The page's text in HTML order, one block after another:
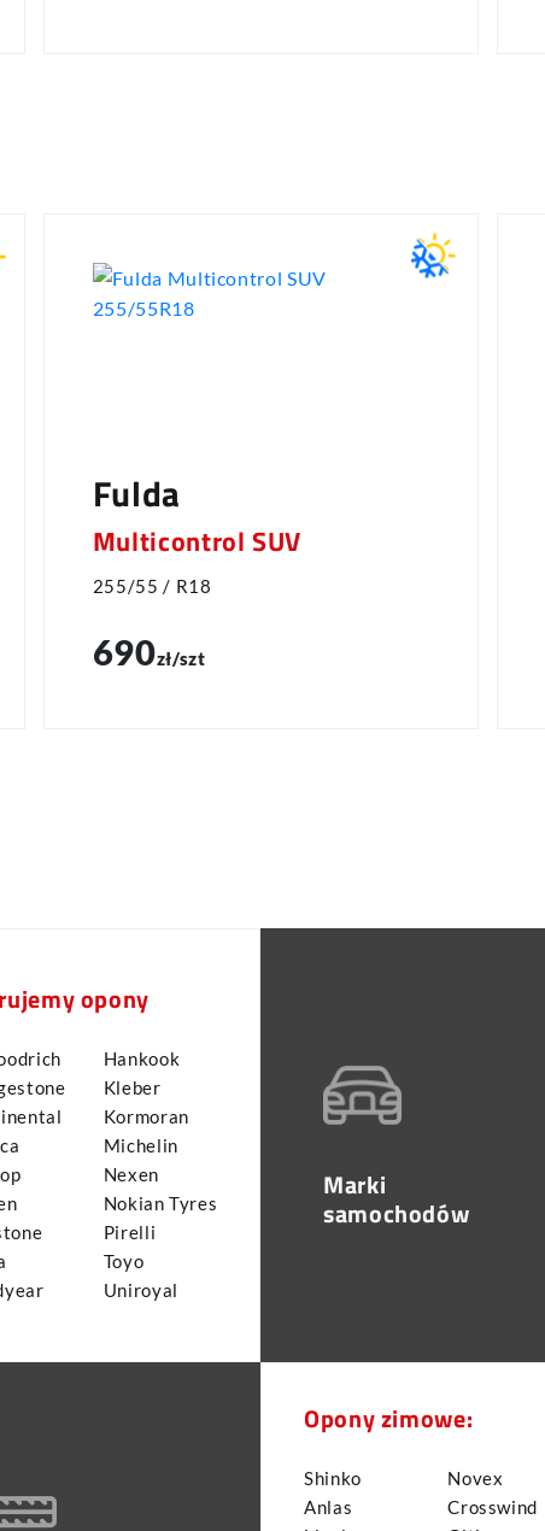
Fulda
Multicontrol SUV
255/55 / R18
690zł/szt
opony
Hankook
Kleber
Kormoran
Michelin
Nexen
Nokian Tyres
Pirelli
Toyo
Uniroyal
Marki
samochodów
Opony zimowe:
Shinko
Anlas
Novex
Crosswind